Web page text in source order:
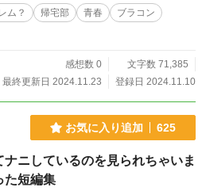
ム？ 帰宅部 青春
ブラコン
感想数 0
文字数 71,385
最終更新日 2024.11.23
登録日 2024.11.10
お気に入り追加 625
ナニしているのを見られちゃいま
た短編集